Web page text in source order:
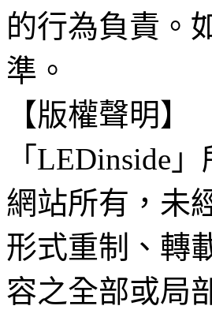
的行為負責。
準。
【版權聲明】
「LEDinside
網站所有，未
形式重制、轉
容之全部或局